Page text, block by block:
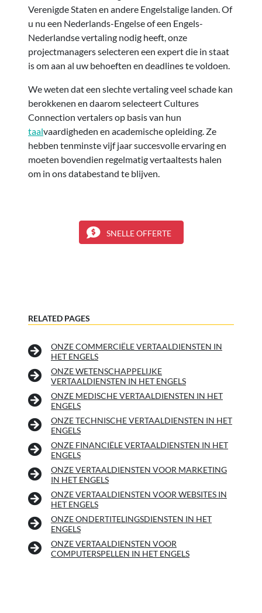
Verenigde Staten en andere Engelstalige landen. Of
u nu een Nederlands-Engelse of een Engels-
Nederlandse vertaling nodig heeft, onze
projectmanagers selecteren een expert die in staat
is om aan al uw behoeften en deadlines te voldoen.
We weten dat een slechte vertaling veel schade kan
berokkenen en daarom selecteert Cultures
Connection vertalers op basis van hun
taalvaardigheden en academische opleiding. Ze
hebben tenminste vijf jaar succesvolle ervaring en
moeten bovendien regelmatig vertaaltests halen
om in ons databestand te blijven.
SNELLE OFFERTE
RELATED PAGES
ONZE COMMERCIËLE VERTAALDIENSTEN IN
HET ENGELS
ONZE WETENSCHAPPELIJKE
VERTAALDIENSTEN IN HET ENGELS
ONZE MEDISCHE VERTAALDIENSTEN IN HET
ENGELS
ONZE TECHNISCHE VERTAALDIENSTEN IN HET
ENGELS
ONZE FINANCIËLE VERTAALDIENSTEN IN HET
ENGELS
ONZE VERTAALDIENSTEN VOOR MARKETING
IN HET ENGELS
ONZE VERTAALDIENSTEN VOOR WEBSITES IN
HET ENGELS
ONZE ONDERTITELINGSDIENSTEN IN HET
ENGELS
ONZE VERTAALDIENSTEN VOOR
COMPUTERSPELLEN IN HET ENGELS